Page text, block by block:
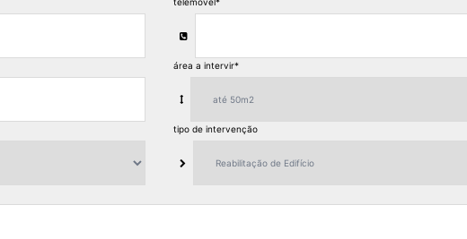
área a intervir*
tipo de intervenção